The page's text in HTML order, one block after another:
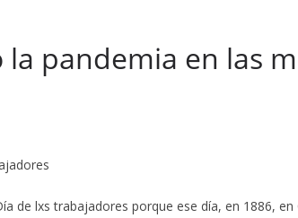
la pandemia en las
de lxs trabajadores porque ese día, en 1886,